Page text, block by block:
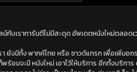
เราการันตีไม่มีสะดุด อัพเดตหนังใหม่ตลอดเ
ยังมีทั้ง พากค์ไทย หรือ ซาวด์แทรก เพื่อเพิ่มอถ
อมจะมี หนังใหม่ เอาไว้ให้บริการ อีกทั้งบริกา